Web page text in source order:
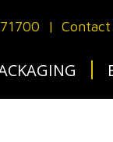
| Contact